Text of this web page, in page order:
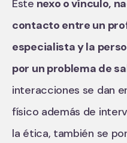
Este nexo o vínculo,
contacto entre un
especialista y la
por un problema de
interacciones se dan
físico además de
la ética, también se